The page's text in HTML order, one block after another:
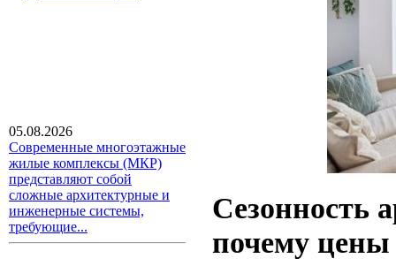
05.08.2026
Современные многоэтажные
жилые комплексы (МКР)
представляют собой
сложные архитектурные и
инженерные системы,
требующие...
Сезонность
почему